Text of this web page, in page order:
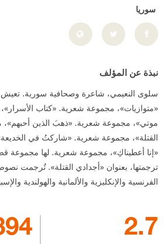
سوريا
نبذة عن المؤلف
سلوى النعيمي، شاعرة وصحافية سورية.
«متوازيات»، مجموعة شعرية. «كتاب
موتي»، مجموعة شعرية. «ذهبَ الذين
القتلة»، مجموعة شعرية. «شاركتُ في
«إنا أعطيناكِ»، مجموعة شعرية. لها مجموعة
ترجمتها، بعنوان «أجدادي القتلة». تُرجمت
الفرنسية والإنكليزية والألمانية والهولندية
2.7